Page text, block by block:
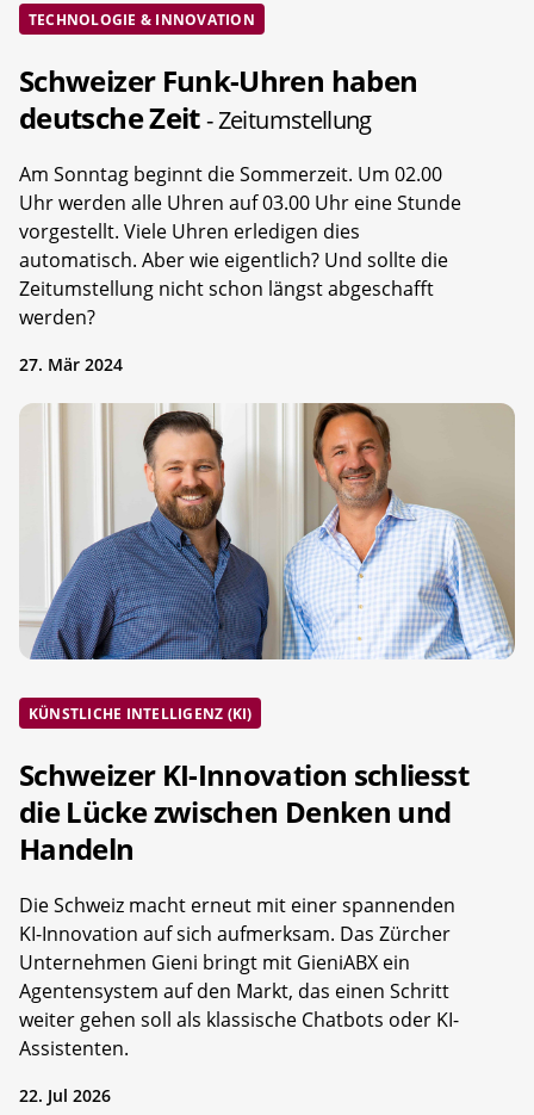
TECHNOLOGIE & INNOVATION
Schweizer Funk-Uhren haben
deutsche Zeit- Zeitumstellung
Am Sonntag beginnt die Sommerzeit. Um 02.00
Uhr werden alle Uhren auf 03.00 Uhr eine Stunde
vorgestellt. Viele Uhren erledigen dies
automatisch. Aber wie eigentlich? Und sollte die
Zeitumstellung nicht schon längst abgeschafft
werden?
27. Mär 2024
KÜNSTLICHE INTELLIGENZ (KI)
Schweizer KI-Innovation schliesst
die Lücke zwischen Denken und
Handeln
Die Schweiz macht erneut mit einer spannenden
KI-Innovation auf sich aufmerksam. Das Zürcher
Unternehmen Gieni bringt mit GieniABX ein
Agentensystem auf den Markt, das einen Schritt
weiter gehen soll als klassische Chatbots oder KI-
Assistenten.
22. Jul 2026